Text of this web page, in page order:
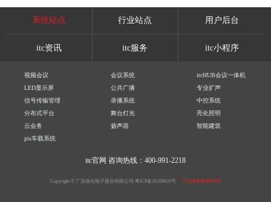
系统站点 行业站点 用户后台
itc资讯 itc服务 itc小程序
视频会议 会议系统
itcHUB会议一体机
LED显示屏
公共广播
专业扩声
信号传输管理
录播系统
中控系统
分布式平台
舞台灯光
亮化照明
云会务
扬声器
智能建筑
pis车载系统
itc官网 咨询热线：400-991-2218
Copyright © 广东保伦电子股份有限公司 粤ICP备16106620号 产品参数解释声明